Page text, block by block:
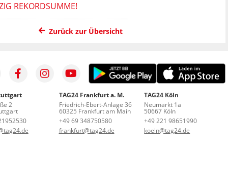
REKORDSUMME!
Zurück zur Übersicht
2
TAG24 Frankfurt a. M.
Friedrich-Ebert-Anlage 36
60325 Frankfurt am Main
+49 69 348750580
frankfurt@tag24.de
TAG24 Köln
Neumarkt 1a
50667 Köln
+49 221 98651990
koeln@tag24.de